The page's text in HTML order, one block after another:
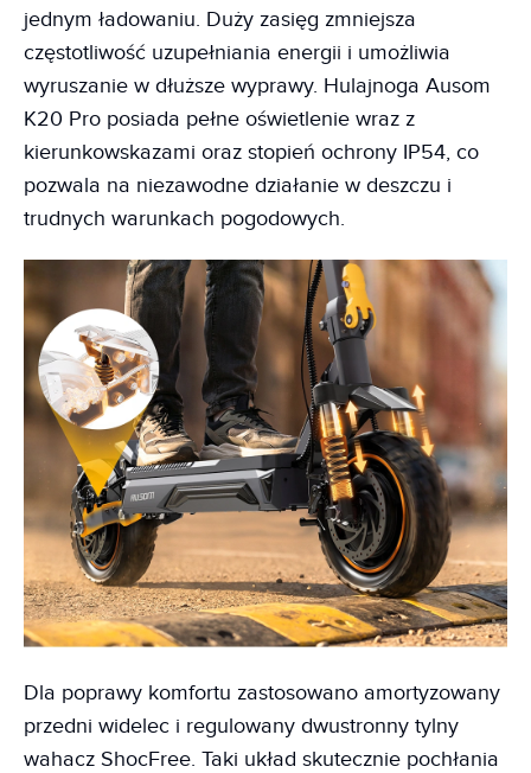
jednym ładowaniu. Duży zasięg zmniejsza
częstotliwość uzupełniania energii i umożliwia
wyruszanie w dłuższe wyprawy. Hulajnoga Ausom
K20 Pro posiada pełne oświetlenie wraz z
kierunkowskazami oraz stopień ochrony IP54, co
pozwala na niezawodne działanie w deszczu i
trudnych warunkach pogodowych.
Dla poprawy komfortu zastosowano amortyzowany
przedni widelec i regulowany dwustronny tylny
wahacz ShocFree. Taki układ skutecznie pochłania